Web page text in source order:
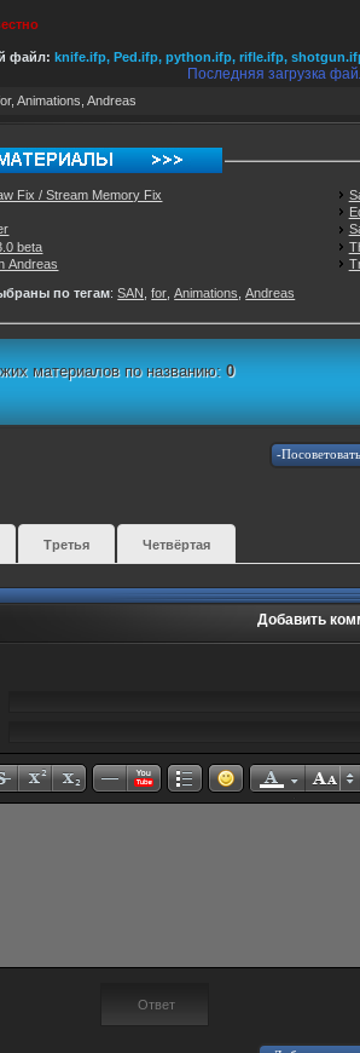
файл: knife.ifp, Ped.ifp, python.ifp, rifle.ifp,
Последняя загрузка
, Animations Andreas
Fix / Stream Memory Fix
beta
Andreas
по тегам:SAN ,for ,Animations ,Andreas
материалов по названию: 0
Третья Четвёртая
Добавить